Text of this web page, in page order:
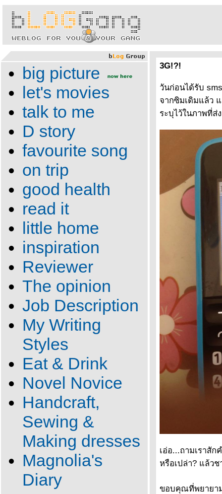
big picture
let's movies
talk to me
D story
favourite song
on trip
good health
read it
little home
inspiration
Reviewer
The opinion
Job Description
My Writing
Styles
Eat & Drink
Novel Novice
Handcraft,
Sewing &
Making dresses
Magnolia's
Diary
3G!?!
วันก่อนได้รับ
จากซิมเดิมแล้ว
ระบุไว้ในภาพที่ส่
เอ่อ...ถามเราสั
หรือเปล่า? แล้ว
ขอบคุณที่พยายา